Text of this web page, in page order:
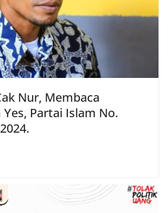
Nur, Membaca
Partai Islam No.